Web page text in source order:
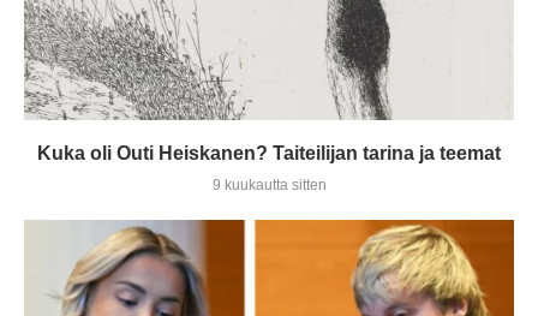
Kuka oli Outi Heiskanen? Taiteilijan tarina ja teemat
9 kuukautta sitten